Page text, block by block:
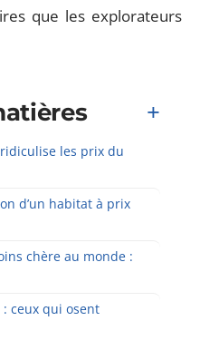
que les explorateurs
les prix du
d’un habitat à prix
chère au monde :
ceux qui osent